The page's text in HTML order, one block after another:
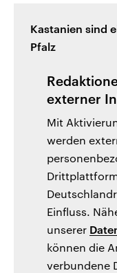
Kastanien sind
Pfalz
externer
Mit
werden
Einfluss.
unserer
können die
verbundene